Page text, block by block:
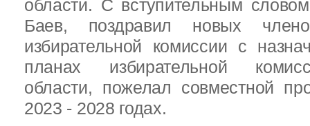
области. С вступительным
Баев, поздравил новых
избирательной комиссии с
планах избирательной
области, пожелал совместной
2023 - 2028 годах.